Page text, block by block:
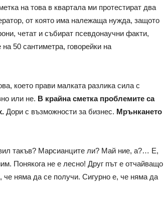
на това в квартала ми протестират два
от която има належаща нужда, защото
четат и събират псевдонаучни факти,
50 сантиметра, говорейки на
което прави малката разлика сила с
или не. В крайна сметка проблемите са
Дори с възможности за бизнес. Мрънкането
такъв? Марсианците ли? Май ние, а?… Е,
Понякога не е лесно! Друг път е отчайващо
че няма да се получи. Сигурно е, че няма да